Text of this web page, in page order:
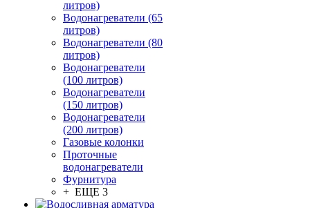
литров)
Водонагреватели (65
литров)
Водонагреватели (80
литров)
Водонагреватели
(100 литров)
Водонагреватели
(150 литров)
Водонагреватели
(200 литров)
Газовые колонки
Проточные
водонагреватели
Фурнитура
+ ЕЩЕ 3